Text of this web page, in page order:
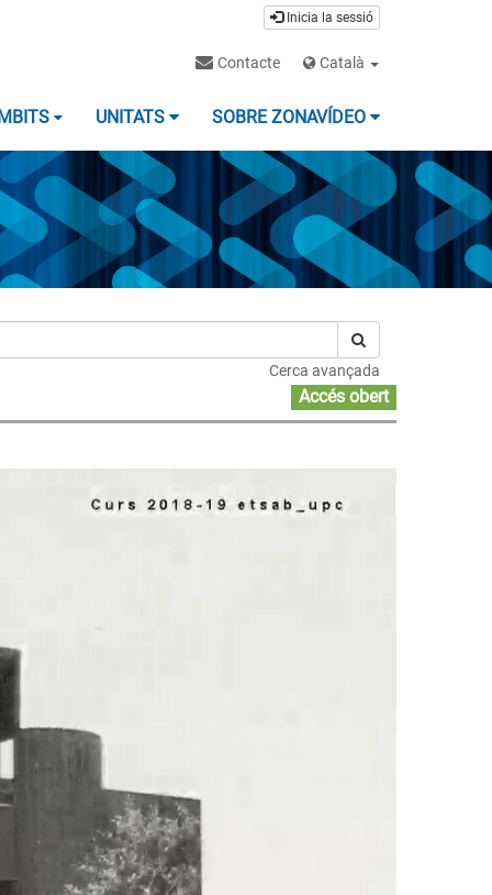
Inicia la sessió
Contacte Català
UNITATS SOBRE ZONAVÍDEO
Cerca avançada
Accés obert